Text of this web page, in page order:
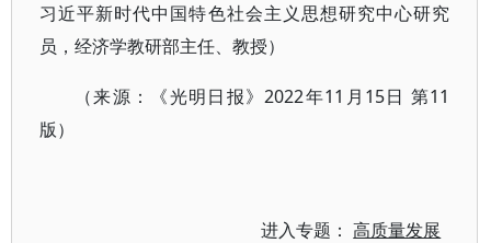
习近平新时代中国特色社会主义思想研究中心研究
员，经济学教研部主任、教授）
（来源：《光明日报》2022年11月15日 第11
版）
进入专题：高质量发展